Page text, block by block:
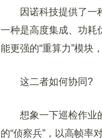
因诺科技提供了一种
一种是高度集成、功耗
能更强的“重算力”模块
这二者如何协同?
想象一下巡检作业的
的“侦察兵”，以高帧率